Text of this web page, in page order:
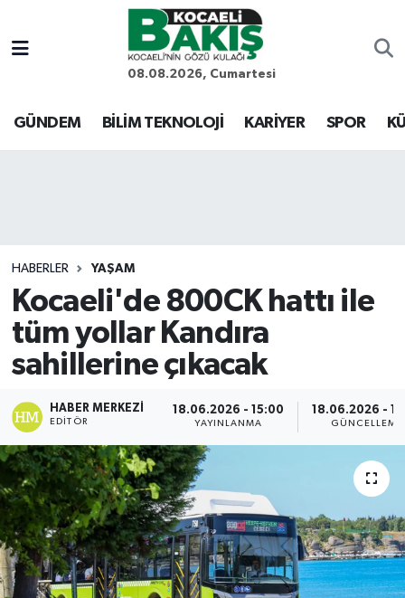
08.08.2026, Cumartesi
GÜNDEM BİLİM TEKNOLOJİ KARİYER SPOR
HABERLER YAŞAM
Kocaeli'de 800CK hattı ile
tüm yollar Kandıra
sahillerine çıkacak
HABER MERKEZI
EDITÖR
18.06.2026 - 15:00
YAYINLANMA
18.06.2026 -
GÜNCELLEME
Kocaeli Nöbetçi Eczaneler
Kocaeli Hava Durumu
Son Dakika Haberleri
Haber Arşivi